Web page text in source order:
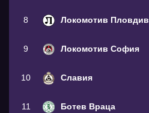
8 Локомотив Пловдив
9 Локомотив София
10 Славия
11 Ботев Враца